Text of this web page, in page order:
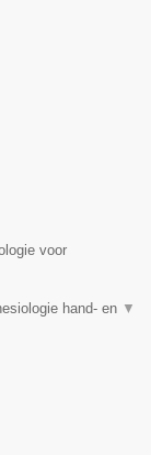
voor
hand- en ▼